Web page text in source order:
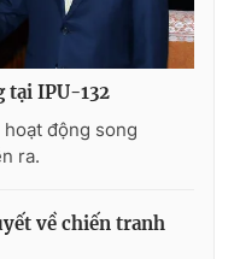
tại IPU-132
động song
ra.
về chiến tranh